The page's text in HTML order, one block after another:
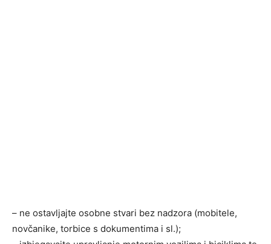
– ne ostavljajte osobne stvari bez nadzora (mobitele,
novčanike, torbice s dokumentima i sl.);